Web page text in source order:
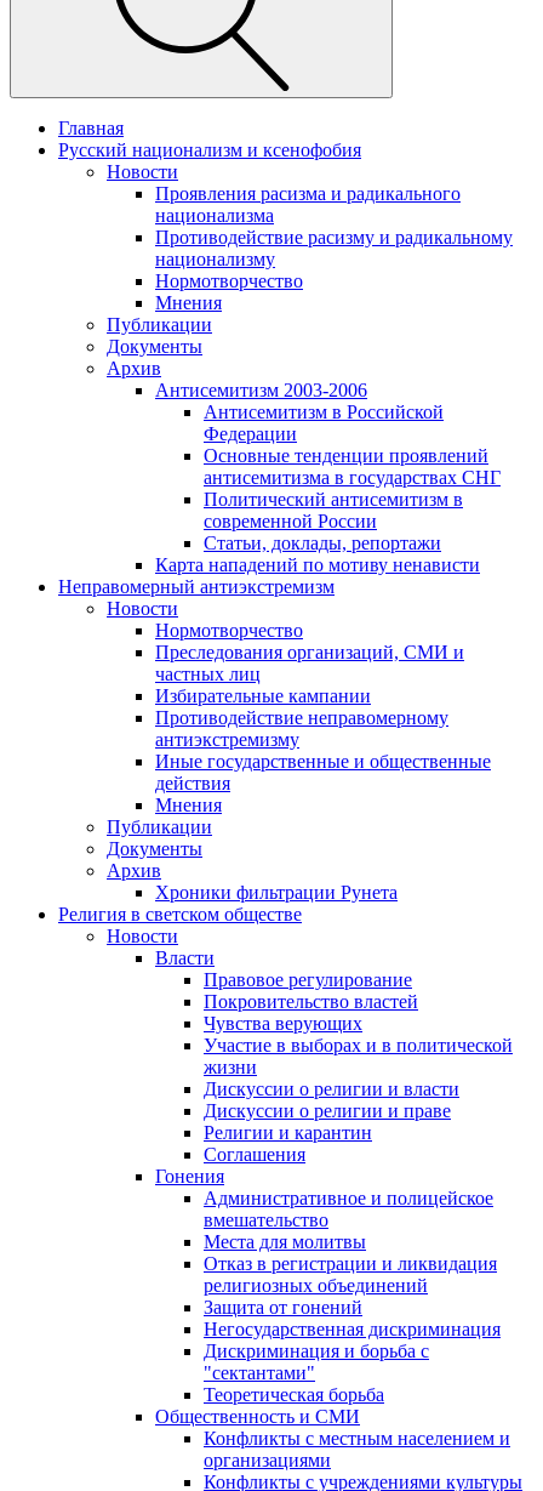
Главная
Русский национализм и ксенофобия
Новости
Проявления расизма и радикального
национализма
Противодействие расизму и радикальному
национализму
Нормотворчество
Мнения
Публикации
Документы
Архив
Антисемитизм 2003-2006
Антисемитизм в Российской
Федерации
Основные тенденции проявлений
антисемитизма в государствах СНГ
Политический антисемитизм в
современной России
Статьи, доклады, репортажи
Карта нападений по мотиву ненависти
Неправомерный антиэкстремизм
Новости
Нормотворчество
Преследования организаций, СМИ и
частных лиц
Избирательные кампании
Противодействие неправомерному
антиэкстремизму
Иные государственные и общественные
действия
Мнения
Публикации
Документы
Архив
Хроники фильтрации Рунета
Религия в светском обществе
Новости
Власти
Правовое регулирование
Покровительство властей
Чувства верующих
Участие в выборах и в политической
жизни
Дискуссии о религии и власти
Дискуссии о религии и праве
Религии и карантин
Соглашения
Гонения
Административное и полицейское
вмешательство
Места для молитвы
Отказ в регистрации и ликвидация
религиозных объединений
Защита от гонений
Негосударственная дискриминация
Дискриминация и борьба с
"сектантами"
Теоретическая борьба
Общественность и СМИ
Конфликты с местным населением и
организациями
Конфликты с учреждениями культуры